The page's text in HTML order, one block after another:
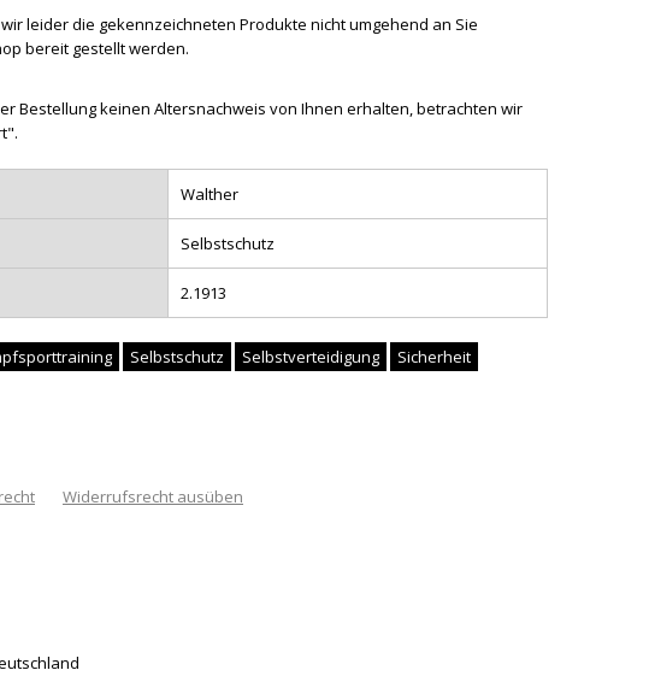
leider die gekennzeichneten Produkte nicht umgehend an Sie
bereit gestellt werden.
Bestellung keinen Altersnachweis von Ihnen erhalten, betrachten wir
Walther
Selbstschutz
2.1913
Selbstschutz Selbstverteidigung
Sicherheit
Widerrufsrecht ausüben